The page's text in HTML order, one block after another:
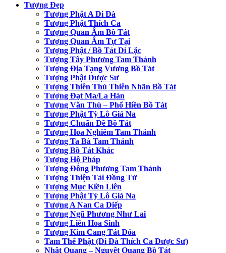
Tượng Đẹp
Tượng Phật A Di Đà
Tượng Phật Thích Ca
Tượng Quan Âm Bồ Tát
Tượng Quan Âm Tự Tại
Tượng Phật / Bồ Tát Di Lặc
Tượng Tây Phương Tam Thánh
Tượng Địa Tạng Vương Bồ Tát
Tượng Phật Dược Sư
Tượng Thiên Thủ Thiên Nhãn Bồ Tát
Tượng Đạt Ma/La Hán
Tượng Văn Thù – Phổ Hiền Bồ Tát
Tượng Phật Tỳ Lô Giá Na
Tượng Chuẩn Đề Bồ Tát
Tượng Hoa Nghiêm Tam Thánh
Tượng Ta Bà Tam Thánh
Tượng Bồ Tát Khác
Tượng Hộ Pháp
Tượng Đông Phương Tam Thánh
Tượng Thiện Tài Đồng Tử
Tượng Mục Kiền Liên
Tượng Phật Tỳ Lô Giá Na
Tượng A Nan Ca Diếp
Tượng Ngũ Phương Như Lai
Tượng Liên Hoa Sinh
Tượng Kim Cang Tát Đỏa
Tam Thế Phật (Di Đà Thích Ca Dược Sư)
Nhật Quang – Nguyệt Quang Bồ Tát